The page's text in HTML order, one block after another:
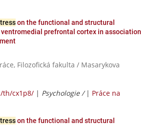
on the functional and structural
prefrontal cortex in association
Filozofická fakulta / Masarykova
th/cx1p8/ | Psychologie / | Práce na
on the functional and structural